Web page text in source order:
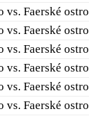
vs. Faerské
vs. Faerské
vs. Faerské
vs. Faerské
vs. Faerské
vs. Faerské